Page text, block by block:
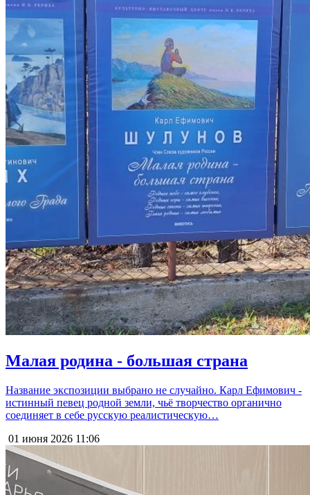
Малая родина - большая страна
Название экспозиции выбрано не случайно. Карл Ефимович -
истинный певец родной земли, чьё творчество органично
соединяет в себе русскую реалистическую…
01 июня 2026 11:06